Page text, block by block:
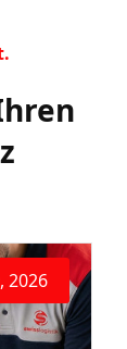
2026